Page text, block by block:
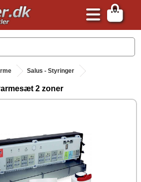
0
Salus - Styringer
2 zoner